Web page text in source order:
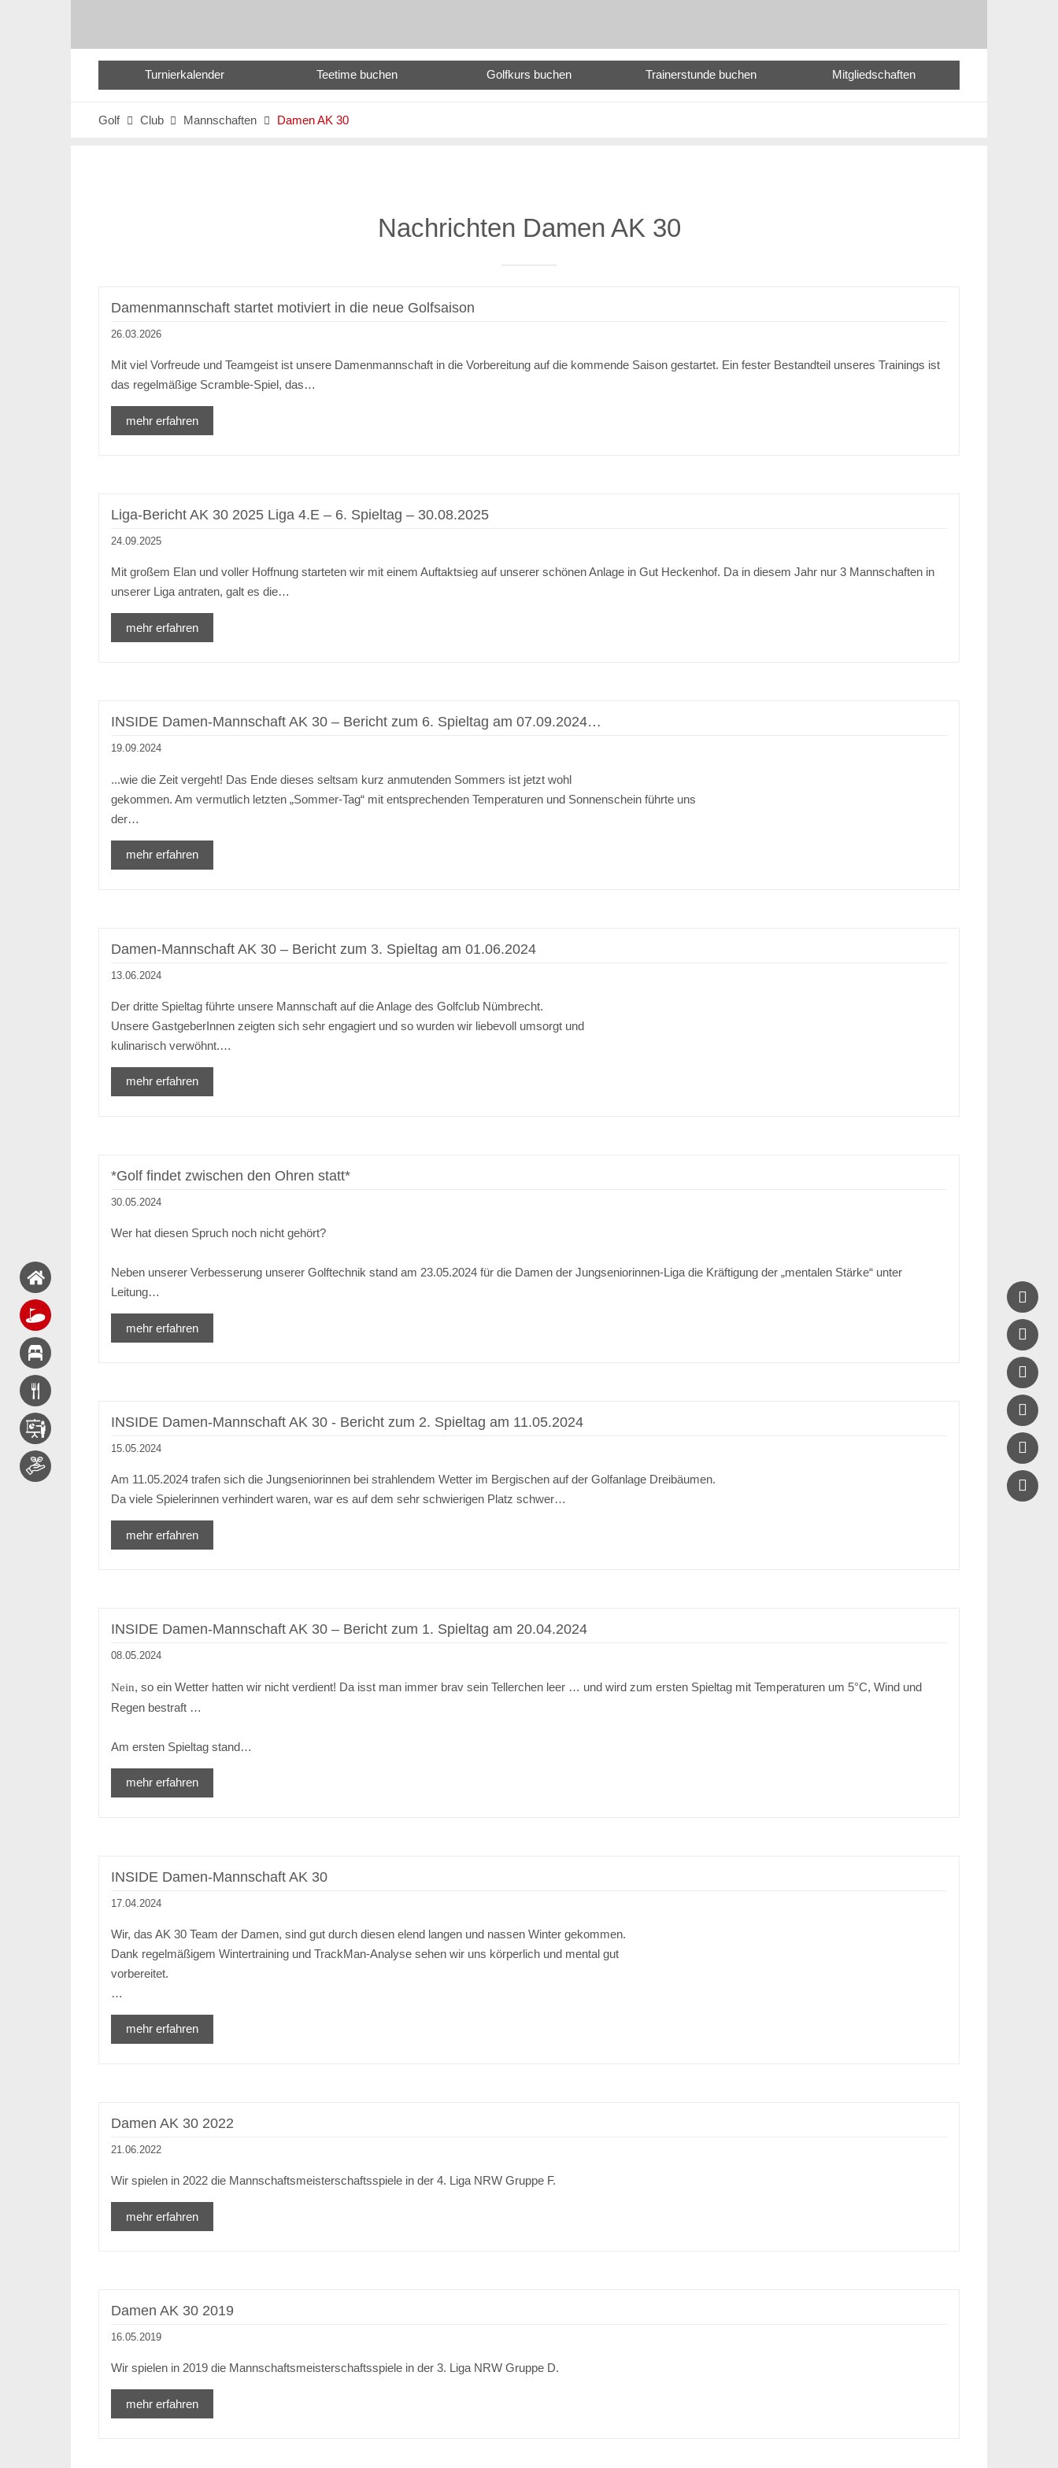
Turnierkalender Teetime buchen Golfkurs buchen Trainerstunde buchen Mitgliedschaften
Golf  Club  Mannschaften  Damen AK 30
Nachrichten Damen AK 30
Damenmannschaft startet motiviert in die neue Golfsaison
26.03.2026
Mit viel Vorfreude und Teamgeist ist unsere Damenmannschaft in die Vorbereitung auf die kommende Saison gestartet. Ein fester Bestandteil unseres Trainings ist
das regelmäßige Scramble-Spiel, das…
mehr erfahren
Liga-Bericht AK 30 2025 Liga 4.E – 6. Spieltag – 30.08.2025
24.09.2025
Mit großem Elan und voller Hoffnung starteten wir mit einem Auftaktsieg auf unserer schönen Anlage in Gut Heckenhof. Da in diesem Jahr nur 3 Mannschaften in
unserer Liga antraten, galt es die…
mehr erfahren
INSIDE Damen-Mannschaft AK 30 – Bericht zum 6. Spieltag am 07.09.2024…
19.09.2024
...wie die Zeit vergeht! Das Ende dieses seltsam kurz anmutenden Sommers ist jetzt wohl
gekommen. Am vermutlich letzten „Sommer-Tag“ mit entsprechenden Temperaturen und Sonnenschein führte uns
der…
mehr erfahren
Damen-Mannschaft AK 30 – Bericht zum 3. Spieltag am 01.06.2024
13.06.2024
Der dritte Spieltag führte unsere Mannschaft auf die Anlage des Golfclub Nümbrecht.
Unsere GastgeberInnen zeigten sich sehr engagiert und so wurden wir liebevoll umsorgt und
kulinarisch verwöhnt.…
mehr erfahren
*Golf findet zwischen den Ohren statt*
30.05.2024
Wer hat diesen Spruch noch nicht gehört?
Neben unserer Verbesserung unserer Golftechnik stand am 23.05.2024 für die Damen der Jungseniorinnen-Liga die Kräftigung der „mentalen Stärke“ unter
Leitung…
mehr erfahren
INSIDE Damen-Mannschaft AK 30 - Bericht zum 2. Spieltag am 11.05.2024
15.05.2024
Am 11.05.2024 trafen sich die Jungseniorinnen bei strahlendem Wetter im Bergischen auf der Golfanlage Dreibäumen.
Da viele Spielerinnen verhindert waren, war es auf dem sehr schwierigen Platz schwer…
mehr erfahren
INSIDE Damen-Mannschaft AK 30 – Bericht zum 1. Spieltag am 20.04.2024
08.05.2024
Nein, so ein Wetter hatten wir nicht verdient! Da isst man immer brav sein Tellerchen leer … und wird zum ersten Spieltag mit Temperaturen um 5°C, Wind und
Regen bestraft …
Am ersten Spieltag stand…
mehr erfahren
INSIDE Damen-Mannschaft AK 30
17.04.2024
Wir, das AK 30 Team der Damen, sind gut durch diesen elend langen und nassen Winter gekommen.
Dank regelmäßigem Wintertraining und TrackMan-Analyse sehen wir uns körperlich und mental gut
vorbereitet.
…
mehr erfahren
Damen AK 30 2022
21.06.2022
Wir spielen in 2022 die Mannschaftsmeisterschaftsspiele in der 4. Liga NRW Gruppe F.
mehr erfahren
Damen AK 30 2019
16.05.2019
Wir spielen in 2019 die Mannschaftsmeisterschaftsspiele in der 3. Liga NRW Gruppe D.
mehr erfahren




